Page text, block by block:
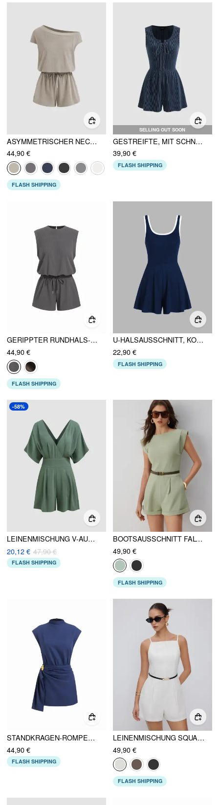
ASYMMETRISCHER NECK DRAWSTRING STRAMPLER
44,90 €
FLASH SHIPPING
SELLING OUT SOON
GESTREIFTE, MIT SCHNÜRUNG UND KNOTEN VERSEHENE MIKRO-STRAMPLER
39,90 €
FLASH SHIPPING
GERIPPTER RUNDHALS-KORDELZUG MID RISE STRAMPLER
44,90 €
FLASH SHIPPING
U-HALSAUSSCHNITT, KONTRASTBESATZ, EINFARBIGER STRAMPLER
22,90 €
FLASH SHIPPING
-58%
LEINENMISCHUNG V-AUSSCHNITT EINFARBIG TASCHEN REISSVERSCHLUSS STRAMPLER
20,12 € 47,90 €
FLASH SHIPPING
BOOTSAUSSCHNITT FALTEN METALLDETAIL MID-RISE STRAMPLER MIT GÜRTEL
49,90 €
FLASH SHIPPING
STANDKRAGEN-ROMPER MIT METALLVERZIERUNG UND STRICKVERSCHLUSS
44,90 €
FLASH SHIPPING
LEINENMISCHUNG SQUARE-NECK MID-RISE CAMI-ROMPER MIT METALL-DETAILS UND GÜRTEL
49,90 €
FLASH SHIPPING